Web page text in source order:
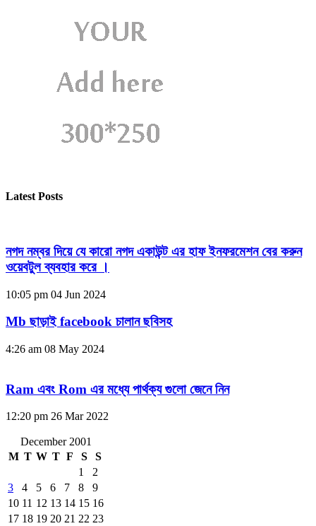
Latest Posts
নগদ নম্বর দিয়ে যে কারো নগদ একাউন্ট এর হাফ ইনফরমেশন বের করুন
ওয়েবটুল ব্যবহার করে ।
10:05 pm 04 Jun 2024
Mb ছাড়াই facebook চালান ছবিসহ
4:26 am 08 May 2024
Ram এবং Rom এর মধ্যে পার্থক্য গুলো জেনে নিন
12:20 pm 26 Mar 2022
December 2001
M T W T F S
S
1
2
3
4 5 6 7 8
9
10 11 12 13 14 15 16
17 18 19 20 21 22 23